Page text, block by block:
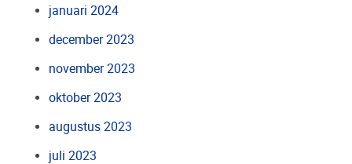
januari 2024
december 2023
november 2023
oktober 2023
augustus 2023
juli 2023